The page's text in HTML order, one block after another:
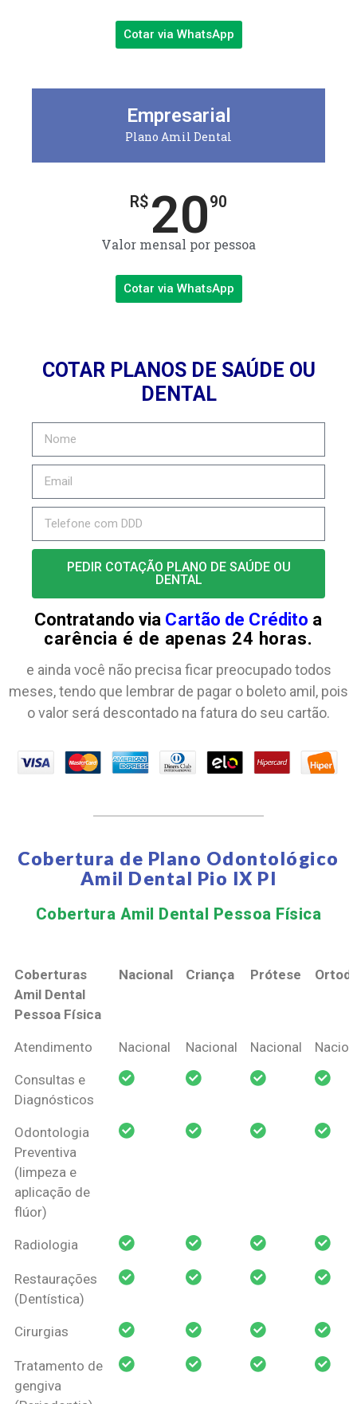
Cotar via WhatsApp
Empresarial
Plano Amil Dental
R$ 2090
Valor mensal por pessoa
Cotar via WhatsApp
COTAR PLANOS DE SAÚDE OU
DENTAL
PEDIR COTAÇÃO PLANO DE SAÚDE OU
DENTAL
Contratando via Cartão de Crédito a
carência é de apenas 24 horas.
e ainda você não precisa ficar preocupado todos
meses, tendo que lembrar de pagar o boleto amil, pois
o valor será descontado na fatura do seu cartão.
Cobertura de Plano Odontológico
Amil Dental Pio IX PI
Cobertura Amil Dental Pessoa Física​
Coberturas
Amil Dental
Pessoa Física
Nacional Criança Prótese
Coberturas
Pessoa Física
Nacional Criança Prótese
Atendimento Nacional Nacional Nacional
Consultas e
Diagnósticos
Odontologia
Preventiva
(limpeza e
aplicação de
flúor)
Radiologia
Restaurações
(Dentística)
Cirurgias
Tratamento de
gengiva